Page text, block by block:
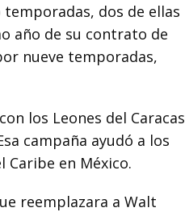
temporadas, dos de ellas
año de su contrato de
nueve temporadas,
los Leones del Caracas
campaña ayudó a los
Caribe en México.
reemplazara a Walt